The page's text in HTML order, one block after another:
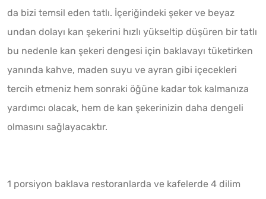
da bizi temsil eden tatlı. İçeriğindeki şeker ve beyaz
undan dolayı kan şekerini hızlı yükseltip düşüren bir tatlı
bu nedenle kan şekeri dengesi için baklavayı tüketirken
yanında kahve, maden suyu ve ayran gibi içecekleri
tercih etmeniz hem sonraki öğüne kadar tok kalmanıza
yardımcı olacak, hem de kan şekerinizin daha dengeli
olmasını sağlayacaktır.
1 porsiyon baklava restoranlarda ve kafelerde 4 dilim